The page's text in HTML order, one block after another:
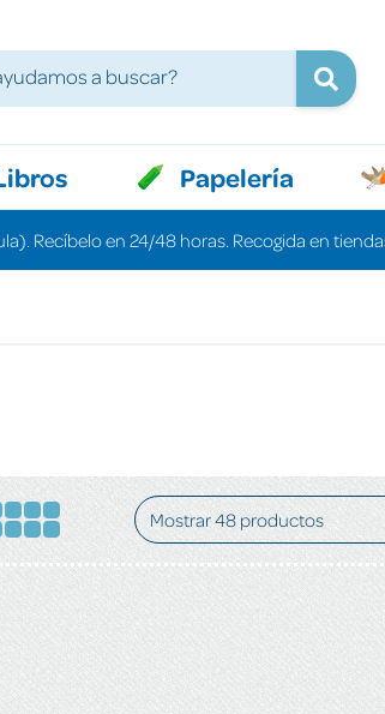
Papelería
Recíbelo en 24/48 horas. Recogida en